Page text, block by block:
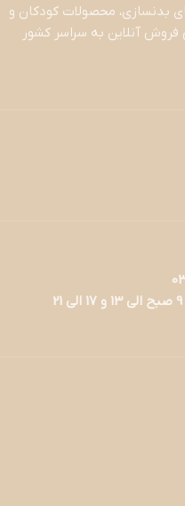
بدنسازی، محصولات کودکان و
آنلاین به سراسر کشور